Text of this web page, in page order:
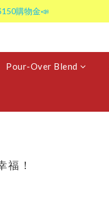
購物金📣
Pour-Over Blend
福！